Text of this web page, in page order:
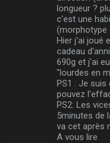
longueur ?
c'est une
(morphotype
Hier j'ai joué
cadeau
690g et j'ai
"lourdes en
PS1 : Je
pouvez
PS2: Les
5minutes de
va cet après
A vous lire